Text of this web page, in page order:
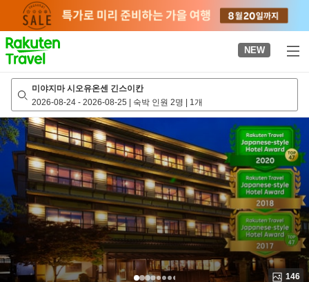
page
NEW
미야지마 시오유온센 긴스이칸
2026-08-24 - 2026-08-25 | 숙박 인원 2명 | 1개
146